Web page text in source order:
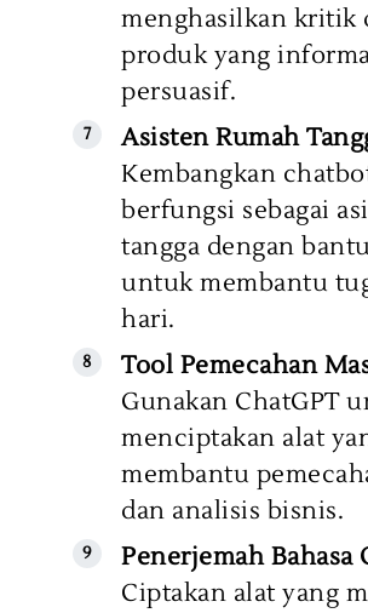
menghasilkan kritik
produk yang
persuasif.
Asisten Rumah
Kembangkan
berfungsi sebagai
tangga dengan
untuk membantu
hari.
Tool Pemecahan
Gunakan ChatGPT
menciptakan alat
membantu
dan analisis bisnis.
Penerjemah Bahasa
Ciptakan alat yang